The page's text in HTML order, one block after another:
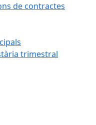
de contractes
trimestral